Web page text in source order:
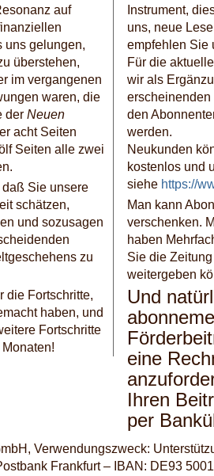
auf
uns gelungen,
über­stehen,
im vergange­nen
waren, die
der Neuen
acht Seiten
Seiten alle zwei
daß Sie unsere
schätzen,
und sozusagen
zu
die Fortschritte,
haben, und
Fortschritte
Instrument,
uns, neue
empfehlen Sie
Für die
wir als
erscheinen­den
den
werden.
Neukunden
kostenlos und
siehe https://
Man kann
verschenken.
haben
Sie die
weitergeben
Und
eine
Ihren
per
Verwendungszweck:
Frankfurt – IBAN: DE93